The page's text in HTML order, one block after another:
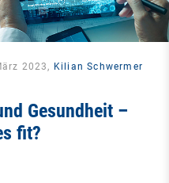
2023, Kilian Schwermer
Gesundheit –
fit?